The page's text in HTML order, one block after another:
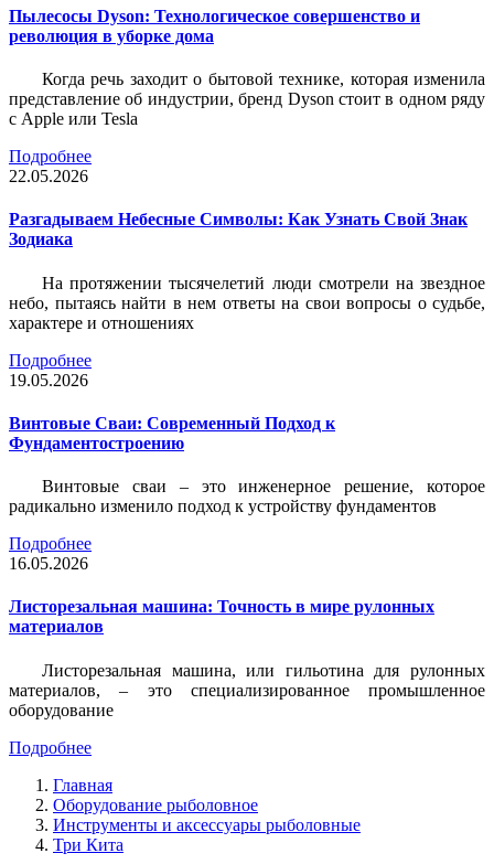
Пылесосы Dyson: Технологическое совершенство и
революция в уборке дома
Когда речь заходит о бытовой технике, которая изменила
представление об индустрии, бренд Dyson стоит в одном ряду
с Apple или Tesla
Подробнее
22.05.2026
Разгадываем Небесные Символы: Как Узнать Свой Знак
Зодиака
На протяжении тысячелетий люди смотрели на звездное
небо, пытаясь найти в нем ответы на свои вопросы о судьбе,
характере и отношениях
Подробнее
19.05.2026
Винтовые Сваи: Современный Подход к
Фундаментостроению
Винтовые сваи – это инженерное решение, которое
радикально изменило подход к устройству фундаментов
Подробнее
16.05.2026
Листорезальная машина: Точность в мире рулонных
материалов
Листорезальная машина, или гильотина для рулонных
материалов, – это специализированное промышленное
оборудование
Подробнее
Главная
Оборудование рыболовное
Инструменты и аксессуары рыболовные
Три Кита